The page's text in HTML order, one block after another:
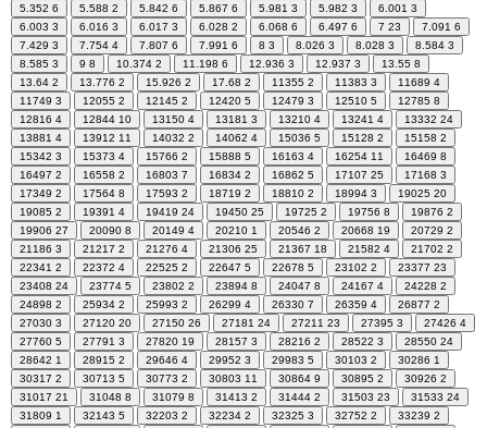
5.352 6 5.588 2 5.842 6 5.867 6 5.981 3 5.982 3 6.001 3
6.003 3 6.016 3 6.017 3 6.028 2 6.068 6 6.497 6 7 23 7.091 6
7.429 3 7.754 4 7.807 6 7.991 6 8 3 8.026 3 8.028 3 8.584 3
8.585 3 9 8 10.374 2 11.198 6 12.936 3 12.937 3 13.55 8
13.64 2 13.776 2 15.926 2 17.68 2 11355 2 11383 3 11689 4
11749 3 12055 2 12145 2 12420 5 12479 3 12510 5 12785 8
12816 4 12844 10 13150 4 13181 3 13210 4 13241 4 13332 24
13881 4 13912 11 14032 2 14062 4 15036 5 15128 2 15158 2
15342 3 15373 4 15766 2 15888 5 16163 4 16254 11 16469 8
16497 2 16558 2 16803 7 16834 2 16862 5 17107 25 17168 3
17349 2 17564 8 17593 2 18719 2 18810 2 18994 3 19025 20
19085 2 19391 4 19419 24 19450 25 19725 2 19756 8 19876 2
19906 27 20090 8 20149 4 20210 1 20546 2 20668 19 20729 2
21186 3 21217 2 21276 4 21306 25 21367 18 21582 4 21702 2
22341 2 22372 4 22525 2 22647 5 22678 5 23102 2 23377 23
23408 24 23774 5 23802 2 23894 8 24047 8 24167 4 24228 2
24898 2 25934 2 25993 2 26299 4 26330 7 26359 4 26877 2
27030 3 27120 20 27150 26 27181 24 27211 23 27395 3 27426 4
27760 5 27791 3 27820 19 28157 3 28216 2 28522 3 28550 24
28642 1 28915 2 29646 4 29952 3 29983 5 30103 2 30286 1
30317 2 30713 5 30773 2 30803 11 30864 9 30895 2 30926 2
31017 21 31048 8 31079 8 31413 2 31444 2 31503 23 31533 24
31809 1 32143 5 32203 2 32234 2 32325 3 32752 2 33239 2